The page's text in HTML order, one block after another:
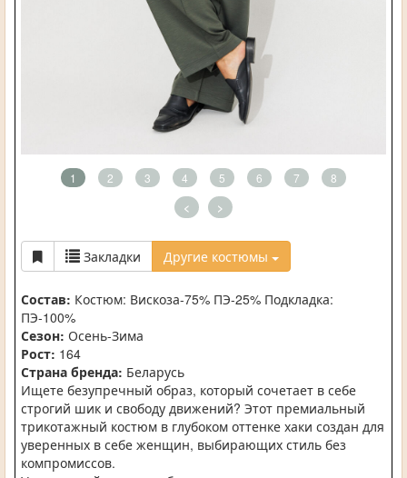
1 2 3 4 5 6 7 8
< >
Закладки Другие костюмы
Состав: Костюм: Вискоза-75% ПЭ-25% Подкладка:
ПЭ-100%
Сезон: Осень-Зима
Рост: 164
Страна бренда: Беларусь
Ищете безупречный образ, который сочетает в себе
строгий шик и свободу движений? Этот премиальный
трикотажный костюм в глубоком оттенке хаки создан для
уверенных в себе женщин, выбирающих стиль без
компромиссов.